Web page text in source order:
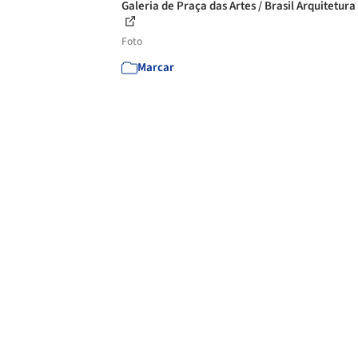
Galeria de Praça das Artes / Brasil Arquitetura
Foto
Marcar